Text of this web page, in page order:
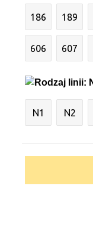
186 189
606 607
N1 N2